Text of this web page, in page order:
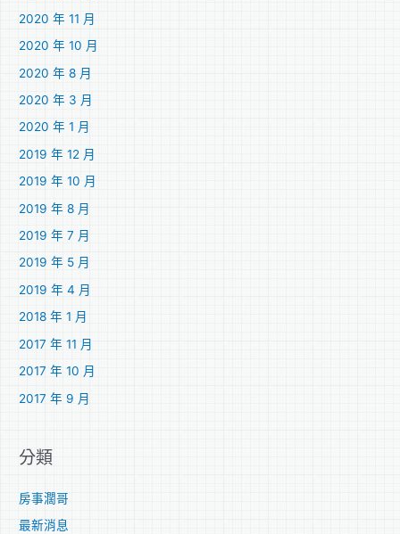
2020 年 11 月
2020 年 10 月
2020 年 8 月
2020 年 3 月
2020 年 1 月
2019 年 12 月
2019 年 10 月
2019 年 8 月
2019 年 7 月
2019 年 5 月
2019 年 4 月
2018 年 1 月
2017 年 11 月
2017 年 10 月
2017 年 9 月
分類
房事濶哥
最新消息